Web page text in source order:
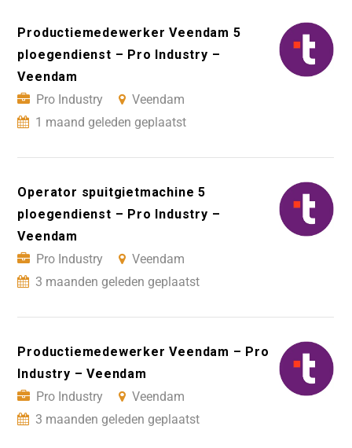
Productiemedewerker Veendam 5
ploegendienst – Pro Industry –
Veendam
Pro Industry
Veendam
1 maand geleden geplaatst
Operator spuitgietmachine 5
ploegendienst – Pro Industry –
Veendam
Pro Industry
Veendam
3 maanden geleden geplaatst
Productiemedewerker Veendam – Pro
Industry – Veendam
Pro Industry
Veendam
3 maanden geleden geplaatst